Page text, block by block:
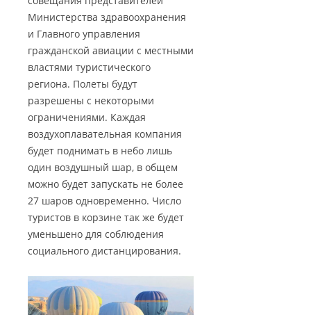
Министерства здравоохранения
и Главного управления
гражданской авиации с местными
властями туристического
региона. Полеты будут
разрешены с некоторыми
ограничениями. Каждая
воздухоплавательная компания
будет поднимать в небо лишь
один воздушный шар, в общем
можно будет запускать не более
27 шаров одновременно. Число
туристов в корзине так же будет
уменьшено для соблюдения
социального дистанцирования.